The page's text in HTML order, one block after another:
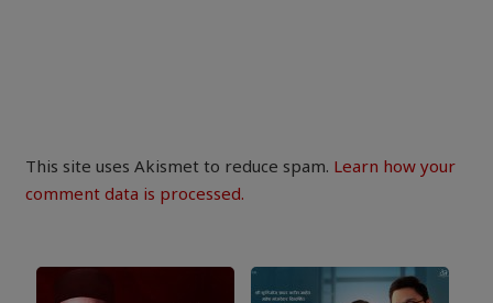
This site uses Akismet to reduce spam. Learn how your
comment data is processed.